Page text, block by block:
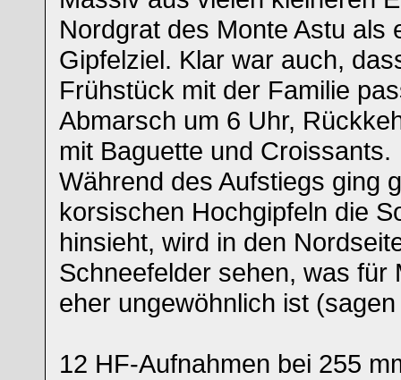
Nordgrat des Monte Astu als
Gipfelziel. Klar war auch,
Frühstück mit der Familie
Abmarsch um 6 Uhr,
mit Baguette und Croissants.
Während des Aufstiegs ging
korsischen Hochgipfeln die
hinsieht, wird in den
Schneefelder sehen, was für
eher ungewöhnlich ist
12 HF-Aufnahmen bei 255